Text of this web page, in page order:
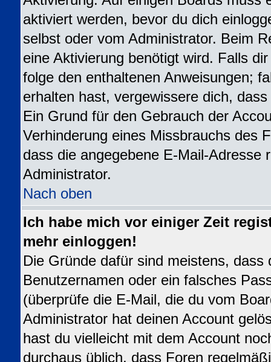
aktiviert werden, bevor du dich
selbst oder vom Administrator. Beim
eine Aktivierung benötigt wird. Falls
folge den enthaltenen Anweisungen;
erhalten hast, vergewissere dich,
Ein Grund für den Gebrauch der
Verhinderung eines Missbrauchs des
dass die angegebene E-Mail-Adresse
Administrator.
Nach oben
Ich habe mich vor einiger Zeit
mehr einloggen!
Die Gründe dafür sind meistens, dass
Benutzernamen oder ein falsches
(überprüfe die E-Mail, die du vom
Administrator hat deinen Account
hast du vielleicht mit dem Account
durchaus üblich, dass Foren